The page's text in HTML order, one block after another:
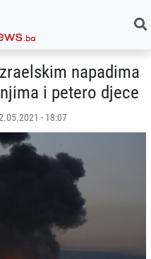
napadima
i petero djece
- 18:07